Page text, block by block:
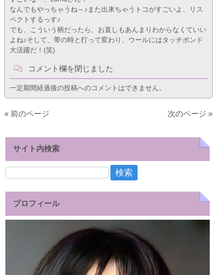
なんでもやっちゃうね～♪また出来ちゃうトコがすごいよ、リス
ペクトするっす♪
でも、こういう柄だったら、お直しもあんまりわからなくていい
よね♪そして、帯の時と打って変わり、ウールにはタッチボンド
大活躍だ！(笑)
コメント欄を閉じました
一定期間経過後の投稿へのコメントはできません。
« 前のページ 次のページ »
サイト内検索
検
プロフィール